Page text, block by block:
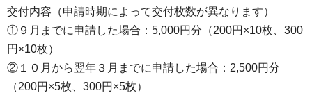
交付内容（申請時期によって交付枚数が異なります）
①９月までに申請した場合：5,000円分（200円×10枚、300
円×10枚）
②１０月から翌年３月までに申請した場合：2,500円分
（200円×5枚、300円×5枚）